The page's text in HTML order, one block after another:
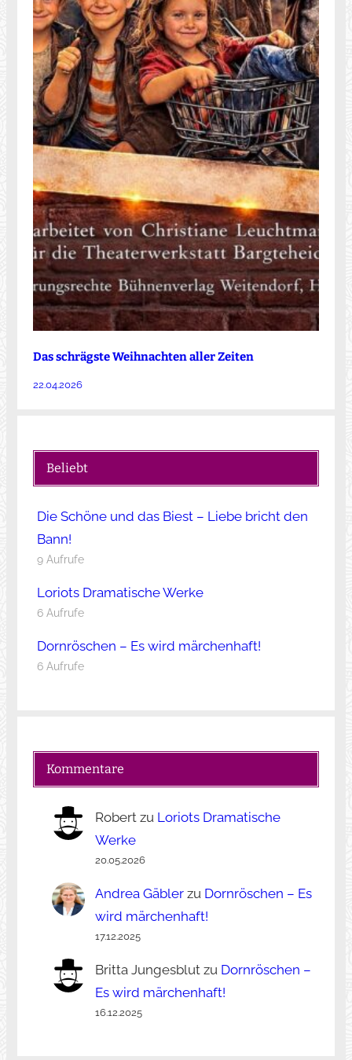
Das schrägste Weihnachten aller Zeiten
22.04.2026
Beliebt
Die Schöne und das Biest – Liebe bricht den
Bann!
9 Aufrufe
Loriots Dramatische Werke
6 Aufrufe
Dornröschen – Es wird märchenhaft!
6 Aufrufe
Kommentare
Robertzu Loriots Dramatische
Werke
20.05.2026
Andrea Gäblerzu Dornröschen – Es
wird märchenhaft!
17.12.2025
Britta Jungesblutzu Dornröschen –
Es wird märchenhaft!
16.12.2025